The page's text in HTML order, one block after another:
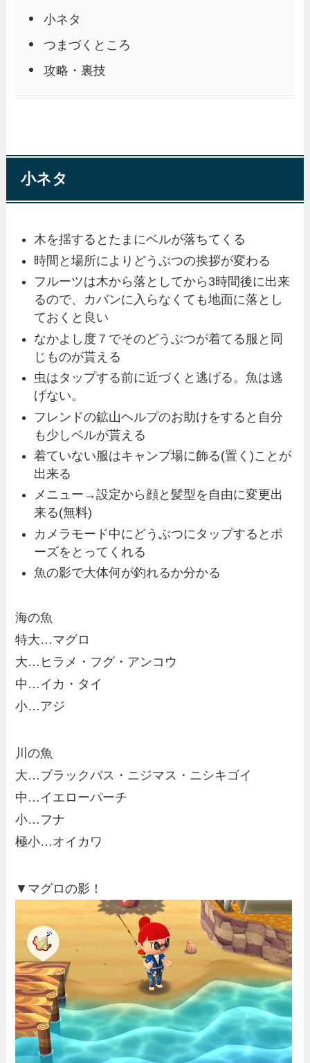
小ネタ
つまづくところ
攻略・裏技
小ネタ
木を揺するとたまにベルが落ちてくる
時間と場所によりどうぶつの挨拶が変わる
フルーツは木から落としてから3時間後に出来
るので、カバンに入らなくても地面に落とし
ておくと良い
なかよし度７でそのどうぶつが着てる服と同
じものが貰える
虫はタップする前に近づくと逃げる。魚は逃
げない。
フレンドの鉱山ヘルプのお助けをすると自分
も少しベルが貰える
着ていない服はキャンプ場に飾る(置く)ことが
出来る
メニュー→設定から顔と髪型を自由に変更出
来る(無料)
カメラモード中にどうぶつにタップするとポ
ーズをとってくれる
魚の影で大体何が釣れるか分かる
海の魚
特大…マグロ
大…ヒラメ・フグ・アンコウ
中…イカ・タイ
小…アジ
川の魚
大…ブラックバス・ニジマス・ニシキゴイ
中…イエローパーチ
小…フナ
極小…オイカワ
▼マグロの影！